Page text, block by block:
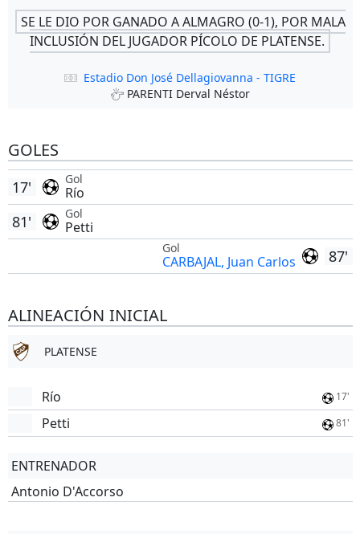
SE LE DIO POR GANADO A ALMAGRO (0-1), POR MALA
INCLUSIÓN DEL JUGADOR PÍCOLO DE PLATENSE.
Estadio Don José Dellagiovanna - TIGRE
PARENTI Derval Néstor
GOLES
Gol
Río
17'
Gol
Petti
81'
87'
Gol
CARBAJAL, Juan Carlos
ALINEACIÓN INICIAL
PLATENSE
Río 17'
Petti 81'
ENTRENADOR
Antonio D'Accorso